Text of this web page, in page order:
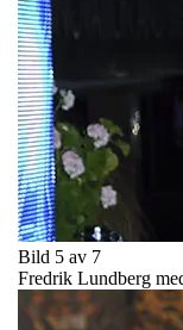
Bild 5 av 7
Fredrik Lundberg